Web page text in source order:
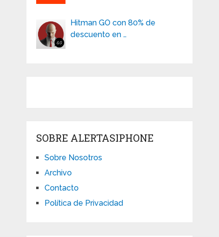
Hitman GO con 80% de
descuento en …
SOBRE ALERTASIPHONE
Sobre Nosotros
Archivo
Contacto
Política de Privacidad